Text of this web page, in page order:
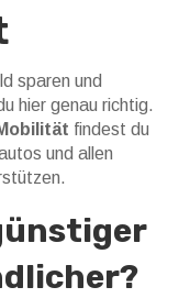
sparen und
hier genau richtig.
findest du
und allen